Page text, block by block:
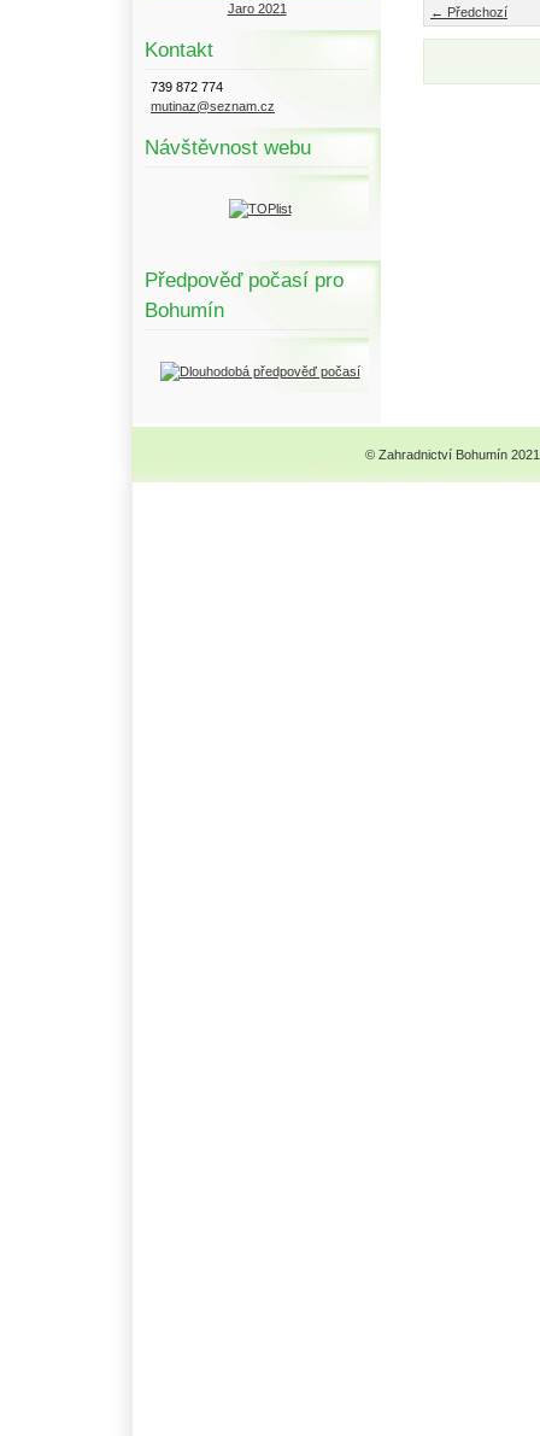
Jaro 2021
Kontakt
739 872 774
mutinaz@seznam.cz
Návštěvnost webu
Předpověď počasí pro
Bohumín
← Předchozí
© Zahradnictví Bohumín